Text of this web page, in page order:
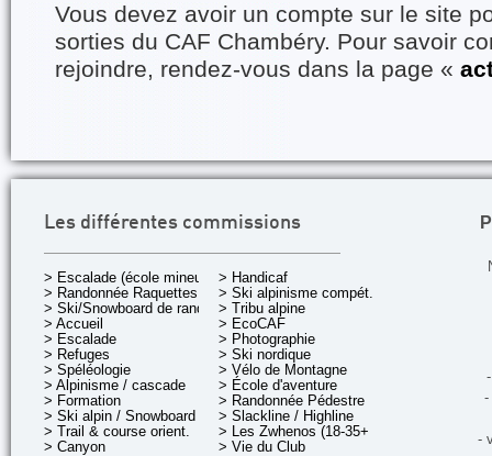
Vous devez avoir un compte sur le site
sorties du CAF Chambéry. Pour savoir
rejoindre, rendez-vous dans la page «
Les différentes commissions
> Escalade (école mineurs)
> Randonnée Raquettes
> Ski/Snowboard de rando.
> Accueil
> Escalade
> Refuges
> Spéléologie
> Alpinisme / cascade
> Formation
> Ski alpin / Snowboard
> Trail & course orient.
> Canyon
> Handicaf
> Ski alpinisme compét.
> Tribu alpine
> EcoCAF
> Photographie
> Ski nordique
> Vélo de Montagne
> École d'aventure
> Randonnée Pédestre
> Slackline / Highline
> Les Zwhenos (18-35+ ans)
> Vie du Club
-
-